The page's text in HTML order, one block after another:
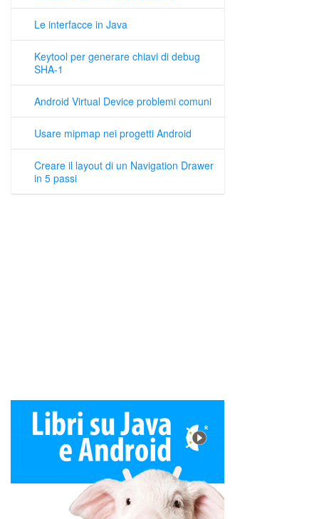
Le interfacce in Java
Keytool per generare chiavi di debug
SHA-1
Android Virtual Device problemi comuni
Usare mipmap nei progetti Android
Creare il layout di un Navigation Drawer
in 5 passi